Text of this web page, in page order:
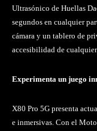
Ultrasónico de Huellas
segundos en cualquier
cámara y un tablero de
accesibilidad de
Experimenta un juego
X80 Pro 5G presenta
e inmersivas. Con el